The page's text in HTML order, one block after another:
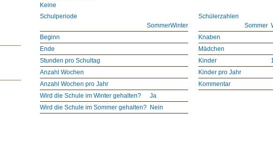
Keine
Schulperiode
SommerWinter
Beginn
Ende
Stunden pro Schultag
Anzahl Wochen
Anzahl Wochen pro Jahr
Wird die Schule im Winter gehalten?
Ja
Wird die Schule im Sommer gehalten?
Nein
Schülerzahlen
Sommer
Knaben
Mädchen
Kinder
Kinder pro Jahr
Kommentar